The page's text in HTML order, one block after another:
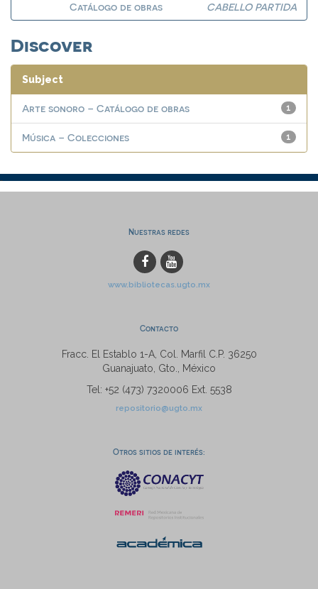
Catálogo de obras
CABELLO PARTIDA
Discover
Subject
1
Arte sonoro – Catálogo de obras
1
Música – Colecciones
Nuestras redes
www.bibliotecas.ugto.mx
Contacto
Fracc. El Establo 1-A, Col. Marfil C.P. 36250
Guanajuato, Gto., México
Tel: +52 (473) 7320006 Ext. 5538
repositorio@ugto.mx
Otros sitios de interés: